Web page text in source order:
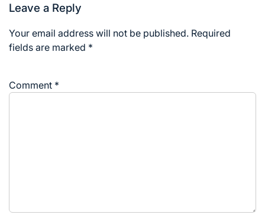
Leave a Reply
Your email address will not be published. Required
fields are marked *
Comment *